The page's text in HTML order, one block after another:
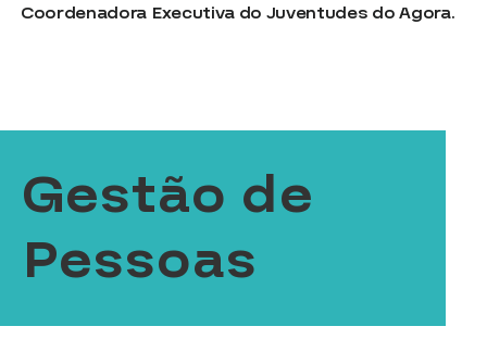
Coordenadora Executiva do Juventudes do Agora.
Gestão de
Pessoas